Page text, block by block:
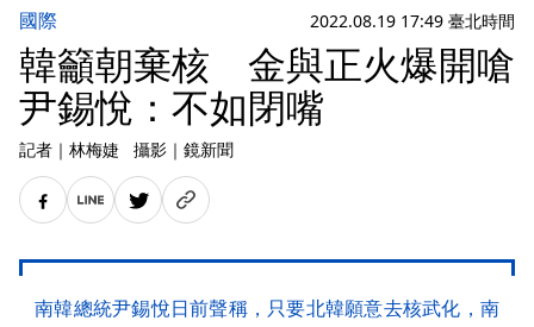
國際 2022.08.19 17:49 臺北時間
韓籲朝棄核 金與正火爆開嗆
尹錫悅：不如閉嘴
記者 ｜ 林梅婕 攝影 ｜ 鏡新聞
南韓總統尹錫悅日前聲稱，只要北韓願意去核武化，南